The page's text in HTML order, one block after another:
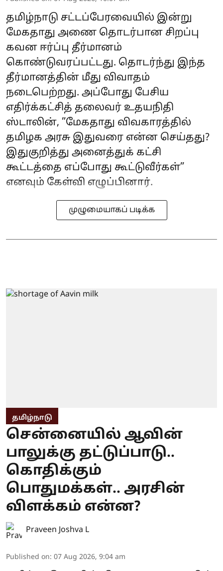
தமிழ்நாடு சட்டப்பேரவையில் இன்று
மேகதாது அணை தொடர்பான சிறப்பு
கவன ஈர்ப்பு தீர்மானம்
கொண்டுவரப்பட்டது. தொடர்ந்து இந்த
தீர்மானத்தின் மீது விவாதம்
நடைபெற்றது. அப்போது பேசிய
எதிர்க்கட்சித் தலைவர் உதயநிதி
ஸ்டாலின், ”மேகதாது விவகாரத்தில்
தமிழக அரசு இதுவரை என்ன செய்தது?
இதுகுறித்து அனைத்துக் கட்சி
கூட்டத்தை எப்போது கூட்டுவீர்கள்”
எனவும் கேள்வி எழுப்பினார்.
முழுமையாகப் படிக்க
தமிழ்நாடு
சென்னையில் ஆவின்
பாலுக்கு தட்டுப்பாடு..
கொதிக்கும்
பொதுமக்கள்.. அரசின்
விளக்கம் என்ன?
Praveen Joshva L
Published on: 07 Aug 2026, 9:04 am